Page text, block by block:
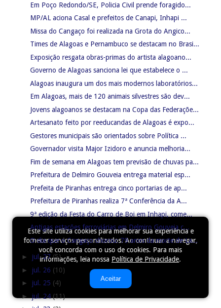
Este site utiliza cookies para melhorar sua experiência e
fornecer serviços personalizados. Ao continuar a navegar,
você concorda com o uso de cookies. Para mais
informações, leia nossa Política de Privacidade.
Aceitar
Em Poço Redondo/SE, Policia Civil prende foragido...
MP/AL aciona Casal e prefeitos de Canapi, Inhapi ...
Missa do Cangaço foi realizada na Grota do Angico...
Times de Alagoas e Pernambuco se destacam no Brasi...
Exposição resgata obras-primas do artista alagoano...
Governo de Alagoas sanciona lei que estabelece o ...
Alagoas inaugura um dos mais modernos laboratórios...
Em Alagoas, mais de 120 animais silvestres são dev...
Jovens alagoanos se destacam na Copa das Federaçõe...
Artesanato feito por reeducandas de Alagoas é expo...
Gestores municipais são orientados sobre Política ...
Governador visita Major Izidoro e anuncia melhoria...
Fim de semana em Alagoas tem previsão de chuvas pa...
Prefeitura de Delmiro Gouveia entrega material esp...
Prefeita de Piranhas entrega cinco portarias de ap...
Prefeitura de Piranhas realiza 7ª Conferência da A...
9ª edição da Festa do Carro de Boi em Inhapi, come...
Antigas estações ferroviárias em Delmiro Gouveia c...
O dia que o Cangaço chorou: 79 anos da morte de La...
► jul. 27(5)
► jul. 26 (10)
► jul. 25 (4)
► jul. 24 (11)